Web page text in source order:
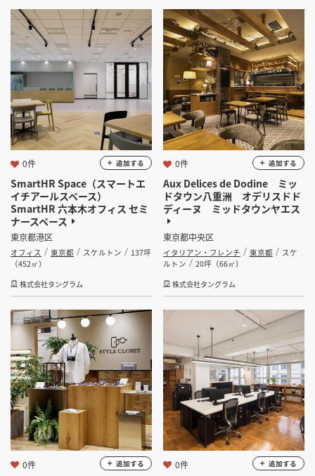
SmartHR Space（スマートエ
イチアールスペース）
SmartHR 六本木オフィス セミ
ナースペース
東京都港区
オフィス 東京都 スケルトン
137坪
（452㎡）
株式会社タングラム
0件 追加する
Aux Delices de Dodine ミッ
ドタウン八重洲 オデリスドド
ディーヌ ミッドタウンヤエス
東京都中央区
イタリアン・フレンチ 東京都
スケ
ルトン
20坪（66㎡）
株式会社タングラム
0件 追加する
0件 追加する 0件 追加する